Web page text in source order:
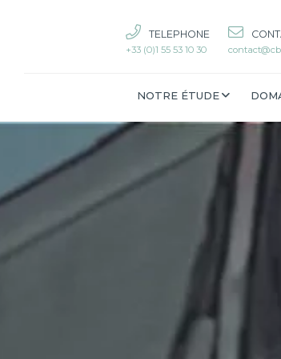
TELEPHONE
+33 (0)1 55 53 10 30
NOTRE ÉTUDE